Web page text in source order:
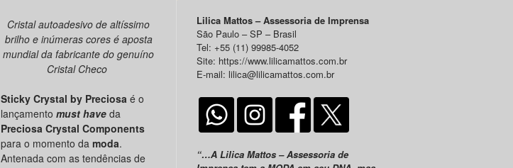
Cristal autoadesivo de altíssimo
brilho e inúmeras cores é aposta
mundial da fabricante do genuíno
Cristal Checo
Sticky Crystal by Preciosa é o
lançamento must have da
Preciosa Crystal Components
para o momento da moda.
Antenada com as tendências de
Lilica Mattos – Assessoria de Imprensa
São Paulo – SP – Brasil
Tel: +55 (11) 99985-4052
Site: https://www.lilicamattos.com.br
E-mail: lilica@lilicamattos.com.br
“…A Lilica Mattos – Assessoria de